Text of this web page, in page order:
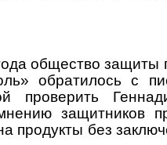
общество защиты
обратилось с
проверить
защитников
продукты без